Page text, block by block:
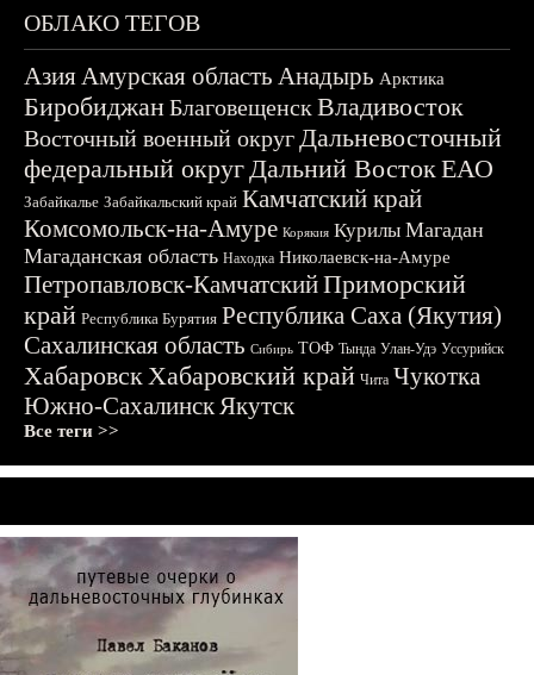
ОБЛАКО ТЕГОВ
АзияАмурская область Анадырь Арктика
БиробиджанБлаговещенскВладивосток
Восточный военный округДальневосточный
федеральный округДальний ВостокЕАО
Забайкалье Забайкальский край Камчатский край
Комсомольск-на-Амуре Корякия Курилы Магадан
Магаданская область Находка Николаевск-на-Амуре
Петропавловск-КамчатскийПриморский
край Республика Бурятия Республика Саха (Якутия)
Сахалинская область Сибирь ТОФ Тында Улан-Удэ Уссурийск
ХабаровскХабаровский край Чита Чукотка
Южно-СахалинскЯкутск
Все теги >>